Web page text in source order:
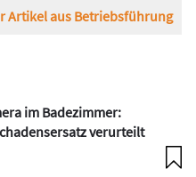
Artikel aus Betriebsführung
im Badezimmer:
verurteilt